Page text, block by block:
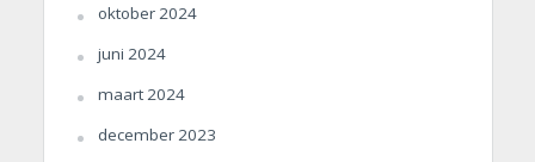
oktober 2024
juni 2024
maart 2024
december 2023